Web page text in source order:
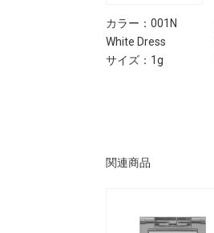
カラー：001N
White Dress
サイズ：1g
関連商品